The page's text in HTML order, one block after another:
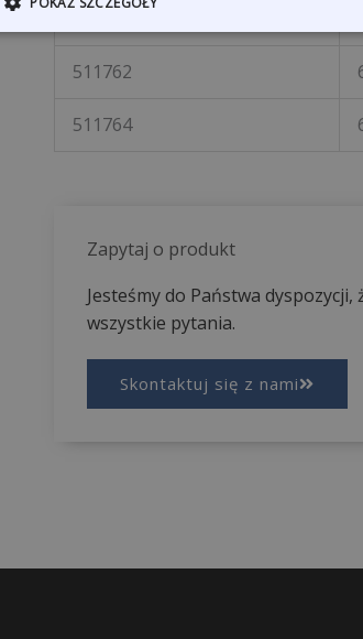
511762
511764
Zapytaj o produkt
Jesteśmy do Państwa
wszystkie pytania.
Skontaktuj się z nami